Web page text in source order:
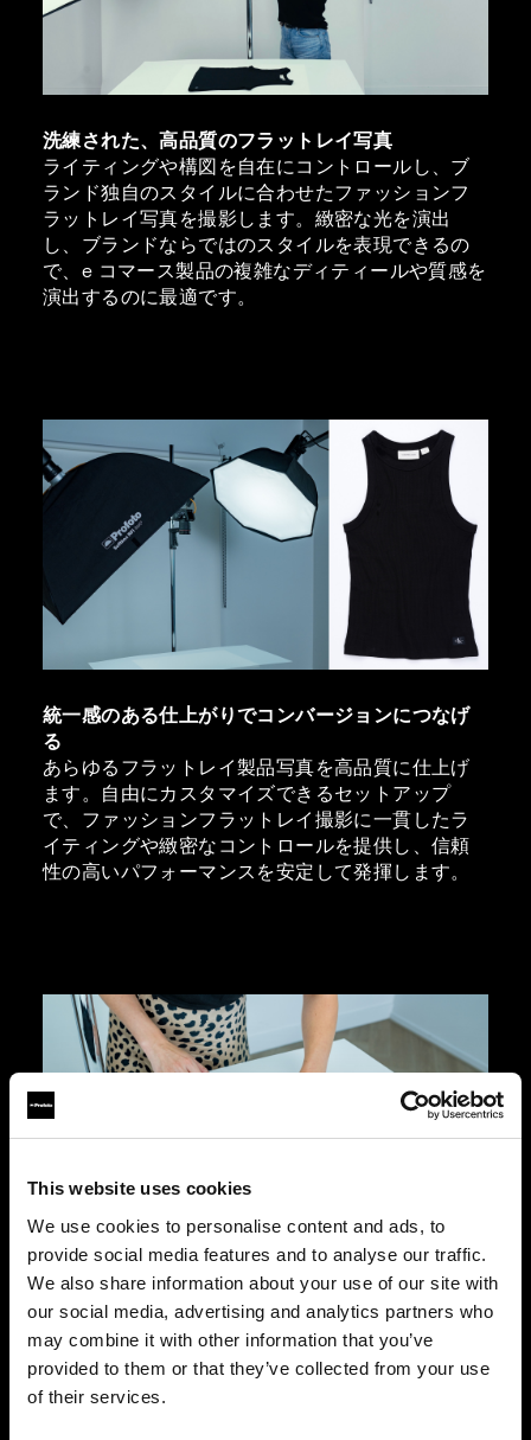
This website uses cookies
We use cookies to personalise content and ads, to
provide social media features and to analyse our traffic.
We also share information about your use of our site with
our social media, advertising and analytics partners who
may combine it with other information that you’ve
provided to them or that they’ve collected from your use
of their services.
洗練された、高品質のフラットレイ写真
ライティングや構図を自在にコントロールし、ブ
ランド独自のスタイルに合わせたファッションフ
ラットレイ写真を撮影します。緻密な光を演出
し、ブランドならではのスタイルを表現できるの
で、e コマース製品の複雑なディティールや質感を
演出するのに最適です。
統一感のある仕上がりでコンバージョンにつなげ
る
あらゆるフラットレイ製品写真を高品質に仕上げ
ます。自由にカスタマイズできるセットアップ
で、ファッションフラットレイ撮影に一貫したラ
イティングや緻密なコントロールを提供し、信頼
性の高いパフォーマンスを安定して発揮します。
スピーディーな市場投入
ProStudio Workflow とシームレスに連携でき、手
作業を減らすことができます。作業時間が短縮さ
れ、撮影から公開までスピーディーに完結できる
ので、創造性を発揮しながらも、製品をすばやく